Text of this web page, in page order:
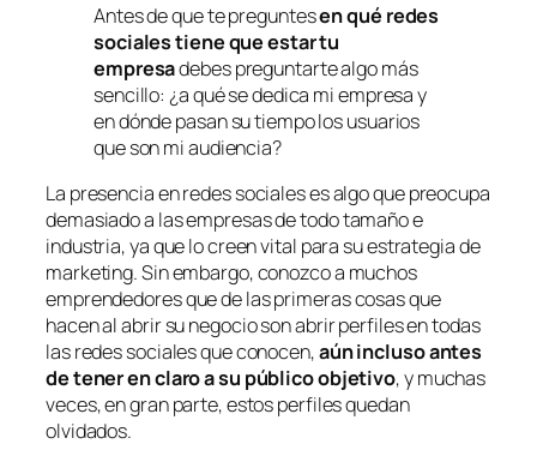
Antes de que te preguntesen qué redes
sociales tiene que estar tu
empresadebes preguntarte algo más
sencillo: ¿a qué se dedica mi empresa y
en dónde pasan su tiempo los usuarios
que son mi audiencia?
La presencia en redes sociales es algo que preocupa
demasiado a las empresas de todo tamaño e
industria, ya que lo creen vital para su estrategia de
marketing. Sin embargo, conozco a muchos
emprendedores que de las primeras cosas que
hacen al abrir su negocio son abrir perfiles en todas
las redes sociales que conocen,aún incluso antes
de tener en claro a su público objetivo, y muchas
veces, en gran parte, estos perfiles quedan
olvidados.